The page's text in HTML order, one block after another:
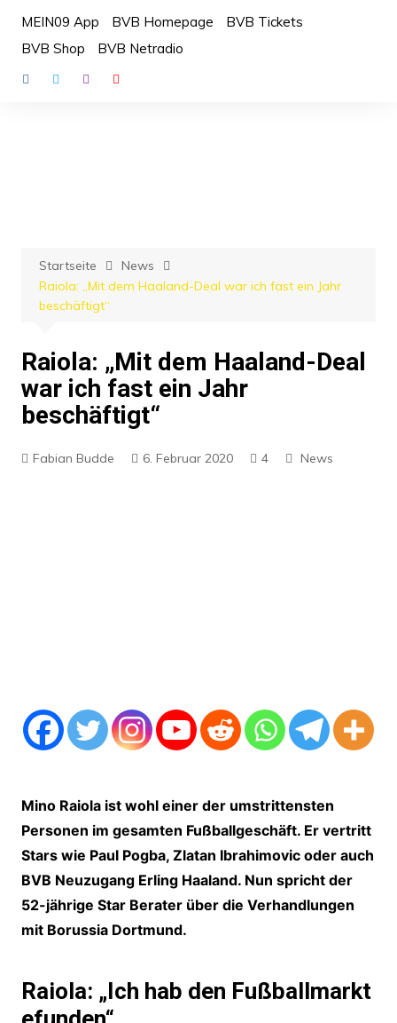
Inhalt
springen
MEIN09 App BVB Homepage
BVB Tickets
BVB Shop
BVB Netradio
Startseite
News
Raiola: „Mit dem Haaland-Deal war ich fast ein Jahr
beschäftigt“
Raiola: „Mit dem Haaland-Deal
war ich fast ein Jahr
beschäftigt“
Fabian Budde 6. Februar 2020 4 News
Mino Raiola ist wohl einer der umstrittensten
Personen im gesamten Fußballgeschäft. Er vertritt
Stars wie Paul Pogba, Zlatan Ibrahimovic oder auch
BVB Neuzugang Erling Haaland. Nun spricht der
52-jährige Star Berater über die Verhandlungen
mit Borussia Dortmund.
Raiola: „Ich hab den Fußballmarkt